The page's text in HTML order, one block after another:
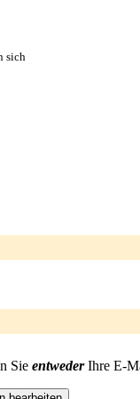
sich
Sie entwederIhre E-